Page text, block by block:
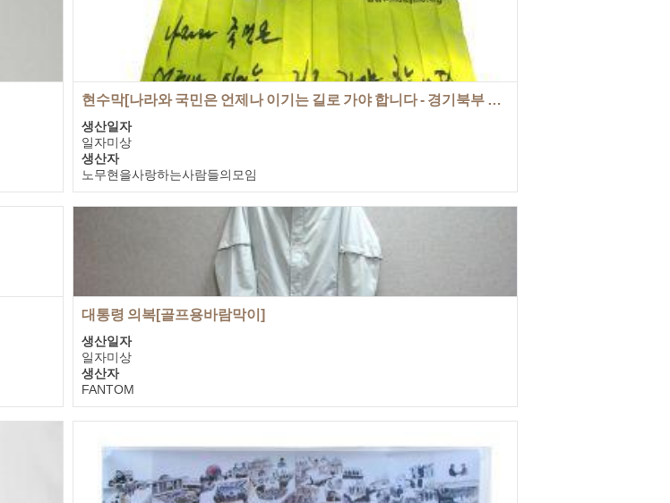
현수막[나라와 국민은 언제나 이기는 길로 가야 합니다 - 경기북부 포천노사모]
생산일자
일자미상
생산자
노무현을사랑하는사람들의모임
기증자
노무현을사랑하는사람들의모임
대통령 의복[골프용바람막이]
생산일자
일자미상
생산자
FANTOM
기증자
노무현대통령 사저